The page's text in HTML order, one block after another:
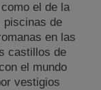
el de la
piscinas de
en las
castillos de
el mundo
vestigios